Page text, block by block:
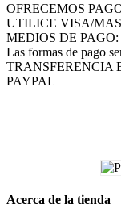
OFRECEMOS
UTILICE VISA/
MEDIOS DE PAGO:
Las formas de pago
TRANSFERENCIA
PAYPAL
Acerca de la tienda